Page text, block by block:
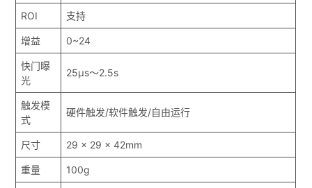
ROI 支持
增益 0~24
快门曝
光
25μs～2.5s
触发模
式
硬件触发/软件触发/自由运行
尺寸 29 x 29 x 42mm
重量 100g